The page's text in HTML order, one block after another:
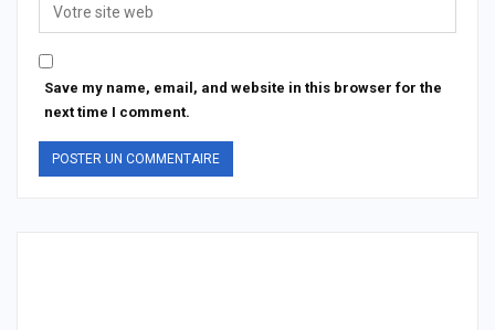
Save my name, email, and website in this browser for the
next time I comment.